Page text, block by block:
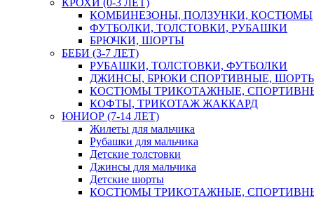
КРОХИ (0-3 ЛЕТ)
КОМБИНЕЗОНЫ, ПОЛЗУНКИ, КОСТЮМЫ
ФУТБОЛКИ, ТОЛСТОВКИ, РУБАШКИ
БРЮЧКИ, ШОРТЫ
БЕБИ (3-7 ЛЕТ)
РУБАШКИ, ТОЛСТОВКИ, ФУТБОЛКИ
ДЖИНСЫ, БРЮКИ СПОРТИВНЫЕ,
КОСТЮМЫ ТРИКОТАЖНЫЕ,
КОФТЫ, ТРИКОТАЖ ЖАККАРД
ЮНИОР (7-14 ЛЕТ)
Жилеты для мальчика
Рубашки для мальчика
Детские толстовки
Джинсы для мальчика
Детские шорты
КОСТЮМЫ ТРИКОТАЖНЫЕ,